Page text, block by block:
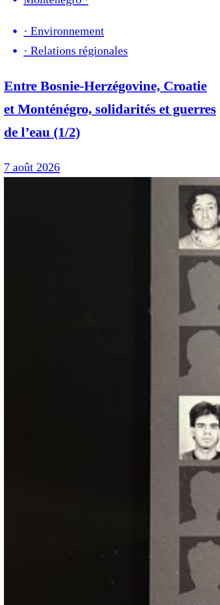
· Environnement
· Relations régionales
Entre Bosnie-Herzégovine, Croatie
et Monténégro, solidarités et guerres
de l’eau (1/2)
7 août 2026